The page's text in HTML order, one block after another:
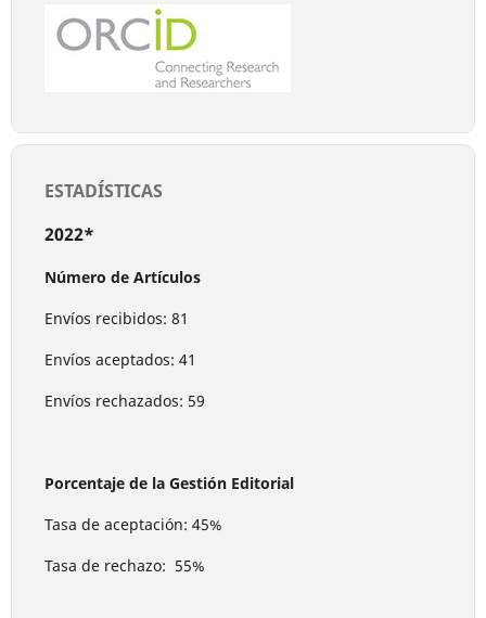
ESTADÍSTICAS
2022*
Número de Artículos
Envíos recibidos: 81
Envíos aceptados: 41
Envíos rechazados: 59
Porcentaje de la Gestión Editorial
Tasa de aceptación: 45%
Tasa de rechazo: 55%